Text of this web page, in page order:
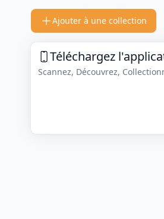
Ajouter à une collection
Téléchargez
Scannez, Découvrez,